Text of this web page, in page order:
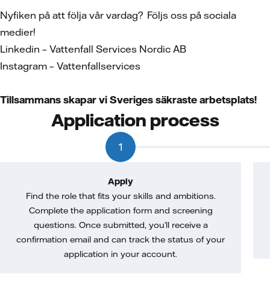
Nyfiken på att följa vår vardag? Följs oss på sociala
medier!
Linkedin – Vattenfall Services Nordic AB
Instagram – Vattenfallservices
Tillsammans skapar vi Sveriges säkraste arbetsplats!
Application process
1
Apply
Find the role that fits your skills and ambitions.
Complete the application form and screening
questions. Once submitted, you’ll receive a
confirmation email and can track the status of your
application in your account.